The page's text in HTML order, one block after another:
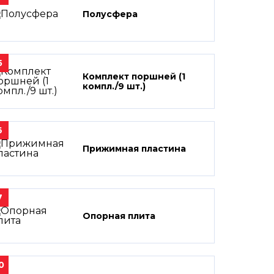
Полусфера
Комплект поршней (1
компл./9 шт.)
Прижимная пластина
Опорная плита